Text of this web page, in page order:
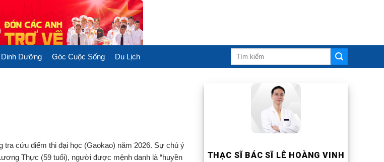
Dưỡng Góc Cuộc Sống Du Lịch
cứu điểm thi đại học (Gaokao) năm 2026. Sự chú ý
Thực (59 tuổi), người được mệnh danh là “huyền
THẠC SĨ BÁC SĨ LÊ HOÀNG VINH